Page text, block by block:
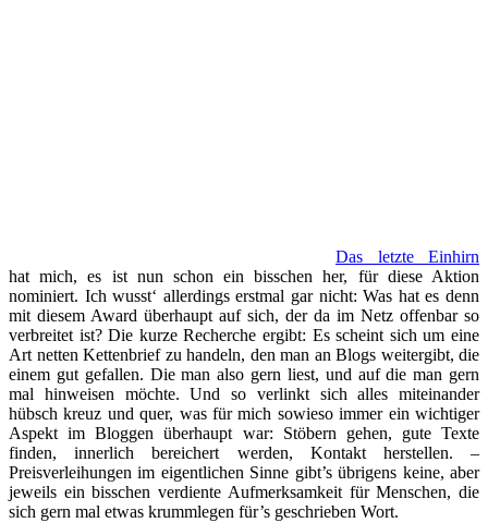
Das letzte Einhirn
hat mich, es ist nun schon ein bisschen her, für diese Aktion
nominiert. Ich wusst‘ allerdings erstmal gar nicht: Was hat es denn
mit diesem Award überhaupt auf sich, der da im Netz offenbar so
verbreitet ist? Die kurze Recherche ergibt: Es scheint sich um eine
Art netten Kettenbrief zu handeln, den man an Blogs weitergibt, die
einem gut gefallen. Die man also gern liest, und auf die man gern
mal hinweisen möchte. Und so verlinkt sich alles miteinander
hübsch kreuz und quer, was für mich sowieso immer ein wichtiger
Aspekt im Bloggen überhaupt war: Stöbern gehen, gute Texte
finden, innerlich bereichert werden, Kontakt herstellen. –
Preisverleihungen im eigentlichen Sinne gibt’s übrigens keine, aber
jeweils ein bisschen verdiente Aufmerksamkeit für Menschen, die
sich gern mal etwas krummlegen für’s geschrieben Wort.